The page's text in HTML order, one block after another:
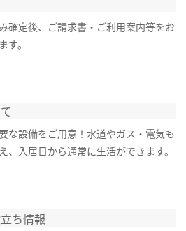
確定後、ご請求書・ご利用案内等をお
す。
な設備をご用意！水道やガス・電気も
、入居日から通常に生活ができます。
ち情報